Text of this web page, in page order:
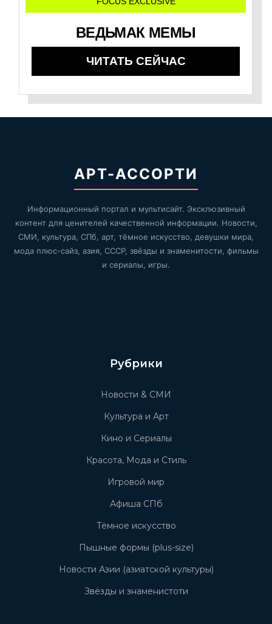
ВЕДЬМАК МЕМЫ
ЧИТАТЬ СЕЙЧАС
АРТ-АССОРТИ
Информационный портал и мультисайт. Эксклюзивный
контент для ценителей качественной информации. Новости,
СМИ, культура, СПб, арт, тёмное искусство, девушки мира,
мода плюс-сайз, азия, СССР, звёзды и знаменитости, фильмы
и сериалы, игры.
Рубрики
Новости & СМИ
Культура и Арт
Кино и Сериалы
Красота, Мода и Стиль
Игровой мир
Афиша СПб
Тёмное искусство
Пышные формы (plus-size)
Новости Азии (азиатской культуры)
Звёзды и знаменистоти